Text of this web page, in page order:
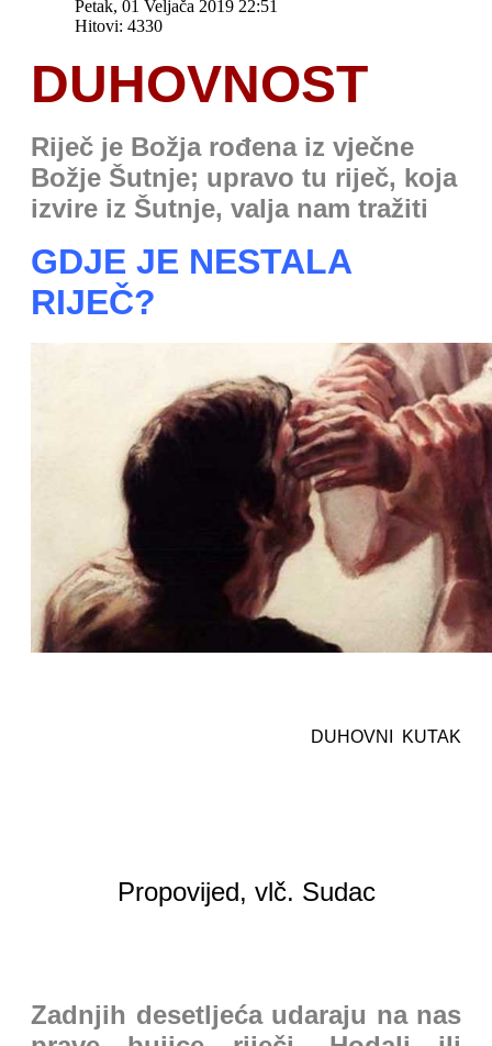
Petak, 01 Veljača 2019 22:51
Hitovi: 4330
DUHOVNOST
Riječ je Božja rođena iz vječne
Božje Šutnje; upravo tu riječ, koja
izvire iz Šutnje, valja nam tražiti
GDJE JE NESTALA
RIJEČ?
DUHOVNI KUTAK
Propovijed, vlč. Sudac
Zadnjih desetljeća udaraju na nas